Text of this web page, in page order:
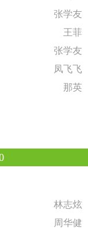
张学友
王菲
张学友
凤飞飞
那英
林志炫
周华健